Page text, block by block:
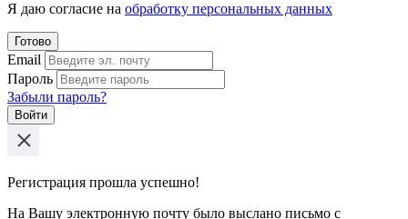
Я даю согласие на обработку персональных данных
Готово
Email
Пароль
Забыли пароль?
Войти
Регистрация прошла успешно!
На Вашу электронную почту было выслано письмо с